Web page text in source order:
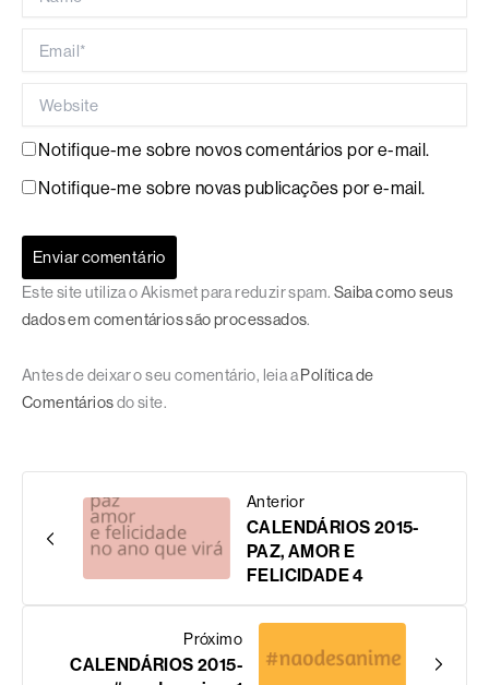
Notifique-me sobre novos comentários por e-mail.
Notifique-me sobre novas publicações por e-mail.
Este site utiliza o Akismet para reduzir spam. Saiba como seus
dados em comentários são processados.
Antes de deixar o seu comentário, leia a Política de
Comentáriosdo site.
Anterior
CALENDÁRIOS 2015-
PAZ, AMOR E
FELICIDADE 4
Próximo
CALENDÁRIOS 2015-